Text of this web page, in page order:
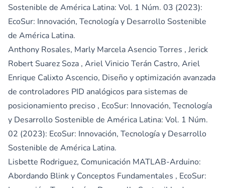
Sostenible de América Latina: Vol. 1 Núm. 03 (2023):
EcoSur: Innovación, Tecnología y Desarrollo Sostenible
de América Latina.
Anthony Rosales, Marly Marcela Asencio Torres , Jerick
Robert Suarez Soza , Ariel Vinicio Terán Castro, Ariel
Enrique Calixto Ascencio, Diseño y optimización avanzada
de controladores PID analógicos para sistemas de
posicionamiento preciso , EcoSur: Innovación, Tecnología
y Desarrollo Sostenible de América Latina: Vol. 1 Núm.
02 (2023): EcoSur: Innovación, Tecnología y Desarrollo
Sostenible de América Latina.
Lisbette Rodriguez, Comunicación MATLAB-Arduino:
Abordando Blink y Conceptos Fundamentales , EcoSur: